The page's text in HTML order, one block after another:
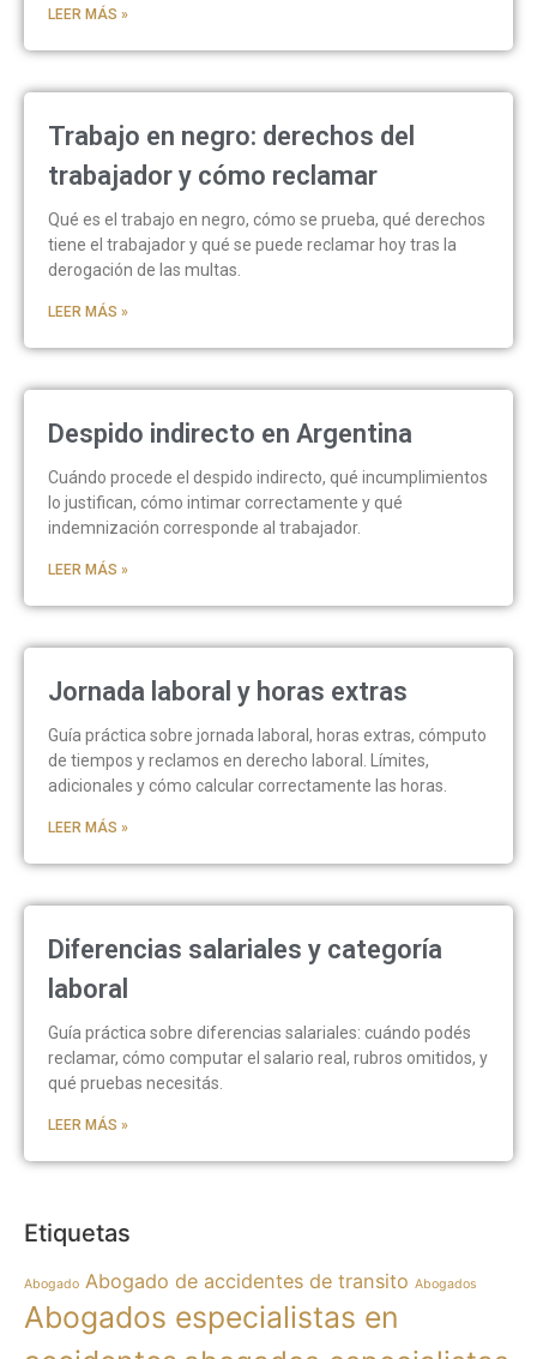
LEER MÁS »
Trabajo en negro: derechos del
trabajador y cómo reclamar
Qué es el trabajo en negro, cómo se prueba, qué derechos
tiene el trabajador y qué se puede reclamar hoy tras la
derogación de las multas.
LEER MÁS »
Despido indirecto en Argentina
Cuándo procede el despido indirecto, qué incumplimientos
lo justifican, cómo intimar correctamente y qué
indemnización corresponde al trabajador.
LEER MÁS »
Jornada laboral y horas extras
Guía práctica sobre jornada laboral, horas extras, cómputo
de tiempos y reclamos en derecho laboral. Límites,
adicionales y cómo calcular correctamente las horas.
LEER MÁS »
Diferencias salariales y categoría
laboral
Guía práctica sobre diferencias salariales: cuándo podés
reclamar, cómo computar el salario real, rubros omitidos, y
qué pruebas necesitás.
LEER MÁS »
Etiquetas
Abogado Abogado de accidentes de transito Abogados
Abogados especialistas en